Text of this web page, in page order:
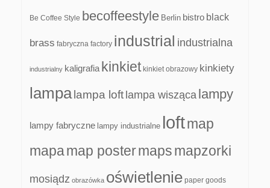
Be Coffee Style becoffeestyle Berlin bistro black
brass fabryczna factory industrial industrialna
industrialny kaligrafia kinkiet kinkiet obrazowy kinkiety
lampa lampa loft lampa wisząca lampy
lampy fabryczne lampy industrialne loftmap
mapamap postermapsmapzorki
mosiądz obrazówka oświetlenie paper goods